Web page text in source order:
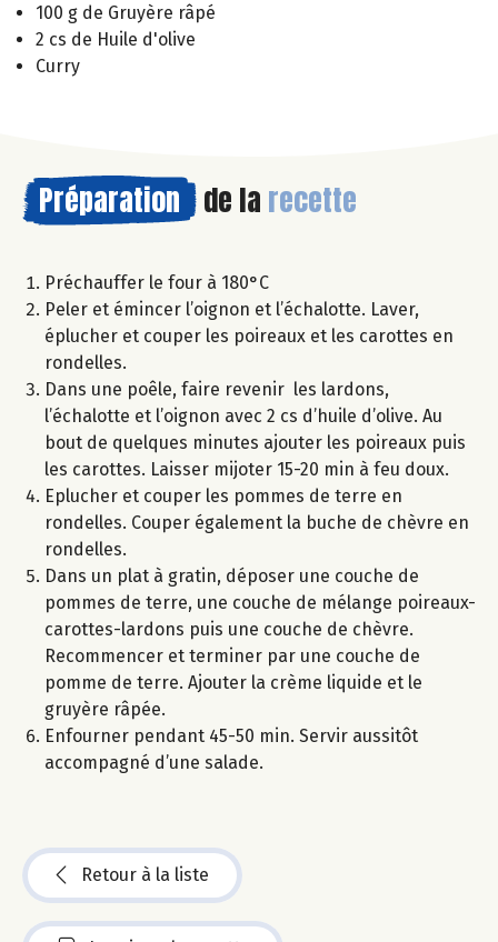
100 g de Gruyère râpé
2 cs de Huile d'olive
Curry
Préparation de la recette
Préchauffer le four à 180°C
Peler et émincer l’oignon et l’échalotte. Laver,
éplucher et couper les poireaux et les carottes en
rondelles.
Dans une poêle, faire revenir les lardons,
l’échalotte et l’oignon avec 2 cs d’huile d’olive. Au
bout de quelques minutes ajouter les poireaux puis
les carottes. Laisser mijoter 15-20 min à feu doux.
Eplucher et couper les pommes de terre en
rondelles. Couper également la buche de chèvre en
rondelles.
Dans un plat à gratin, déposer une couche de
pommes de terre, une couche de mélange poireaux-
carottes-lardons puis une couche de chèvre.
Recommencer et terminer par une couche de
pomme de terre. Ajouter la crème liquide et le
gruyère râpée.
Enfourner pendant 45-50 min. Servir aussitôt
accompagné d’une salade.
Retour à la liste